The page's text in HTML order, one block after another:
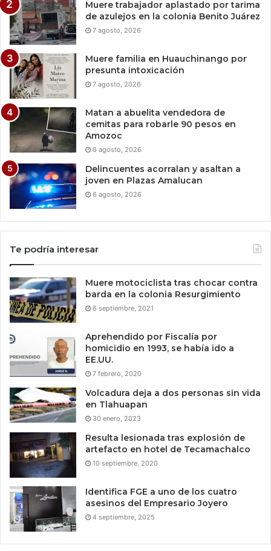
Muere trabajador aplastado por tarima
de azulejos en la colonia Benito Juárez
7 agosto, 2026
Muere familia en Huauchinango por
presunta intoxicación
7 agosto, 2026
Matan a abuelita vendedora de
cemitas para robarle 90 pesos en
Amozoc
6 agosto, 2026
Delincuentes acorralan y asaltan a
joven en Plazas Amalucan
6 agosto, 2026
Te podría interesar
Muere motociclista tras chocar contra
barda en la colonia Resurgimiento
6 septiembre, 2021
Aprehendido por Fiscalía por
homicidio en 1993, se había ido a
EE.UU.
7 febrero, 2020
Volcadura deja a dos personas sin vida
en Tlahuapan
30 enero, 2023
Resulta lesionada tras explosión de
artefacto en hotel de Tecamachalco
10 septiembre, 2020
Identifica FGE a uno de los cuatro
asesinos del Empresario Joyero
4 septiembre, 2025